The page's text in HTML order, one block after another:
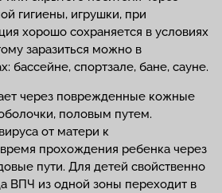
гигиены, игрушки, при
хорошо сохраняется в условиях
заразиться можно в
бассейне, спортзале, бане, сауне.
через поврежденные кожные
половым путем.
от матери к
прохождения ребенка через
пути. Для детей свойственно
ВПЧ из одной зоны переходит в